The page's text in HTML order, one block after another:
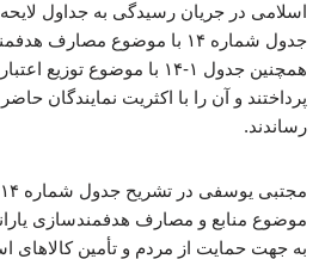
جدول شماره ۱۴ با موضوع مصارف
پرداختند و آن را با اکثریت نمایندگان
رساندند.
موضوع منابع و مصارف هدفمندسازی